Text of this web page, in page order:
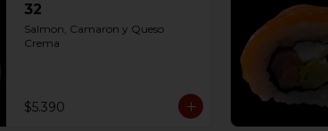
32
Salmon, Camaron y Queso
Crema
$5.390